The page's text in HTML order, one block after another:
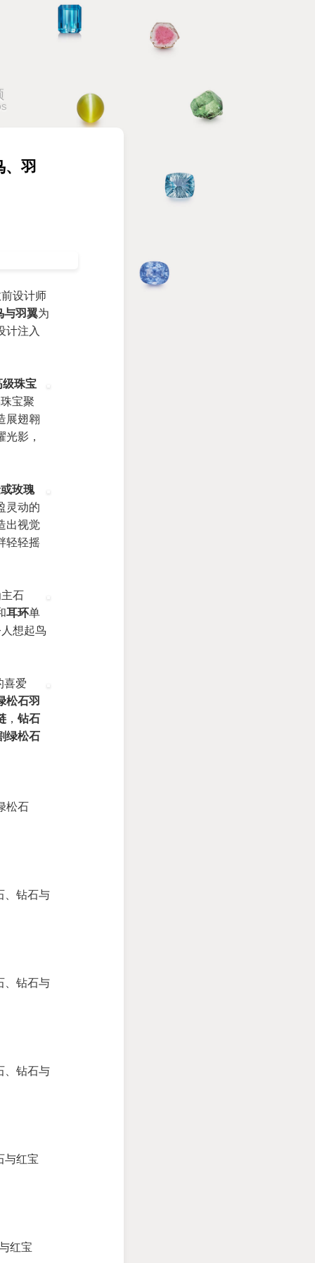
、羽
设计师
与羽翼为
计注入
级珠宝
宝聚
展翅翱
光影，
玫瑰
灵动的
出视觉
轻轻摇
石
耳环单
人想起鸟
喜爱
松石羽
， 钻石
绿松石
松石
、钻石与
、钻石与
、钻石与
与红宝
红宝